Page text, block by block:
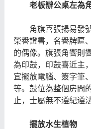
老板辦公桌左為
角旗喜張揚易發號
榮譽證書，名譽牌匾
的偶像。旗張角響則
為印鼓，印鼓喜近主
宜擺放電腦、簽字筆
等。鼓位為整個房間
止，士屬無不遵紀遵
擺放水生植物